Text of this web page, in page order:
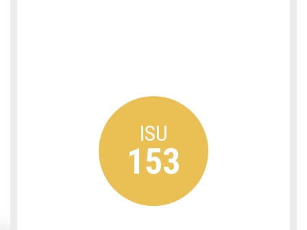
ISU
153